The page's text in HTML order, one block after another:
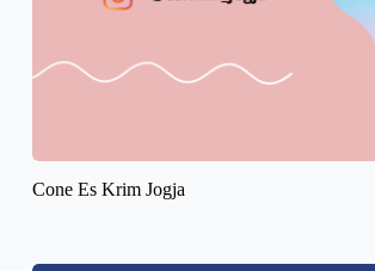
Cone Es Krim Jogja